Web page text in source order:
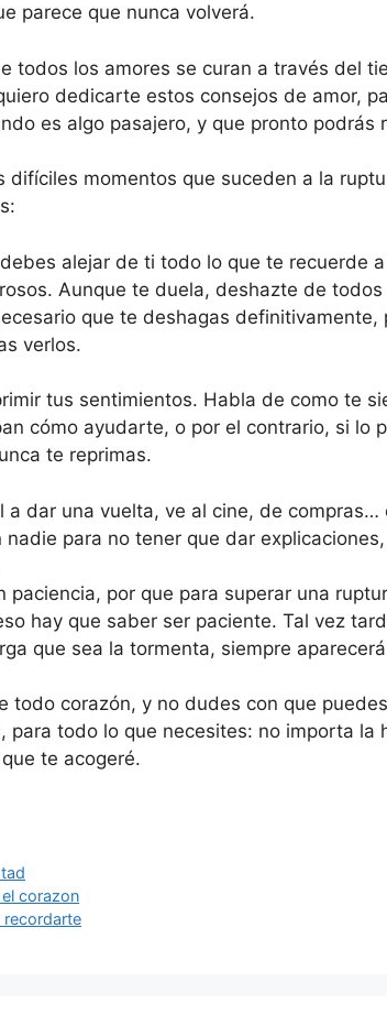
parece que nunca volverá.
todos los amores se curan a través del
dedicarte estos consejos de amor,
es algo pasajero, y que pronto podrás
difíciles momentos que suceden a la
alejar de ti todo lo que te recuerde
Aunque te duela, deshazte de
que te deshagas definitivamente,
verlos.
tus sentimientos. Habla de como te
cómo ayudarte, o por el contrario, si lo
te reprimas.
a dar una vuelta, ve al cine, de
para no tener que dar
paciencia, por que para superar una
hay que saber ser paciente. Tal vez
que sea la tormenta, siempre
todo corazón, y no dudes con que
para todo lo que necesites: no importa la
te acogeré.
corazon
recordarte